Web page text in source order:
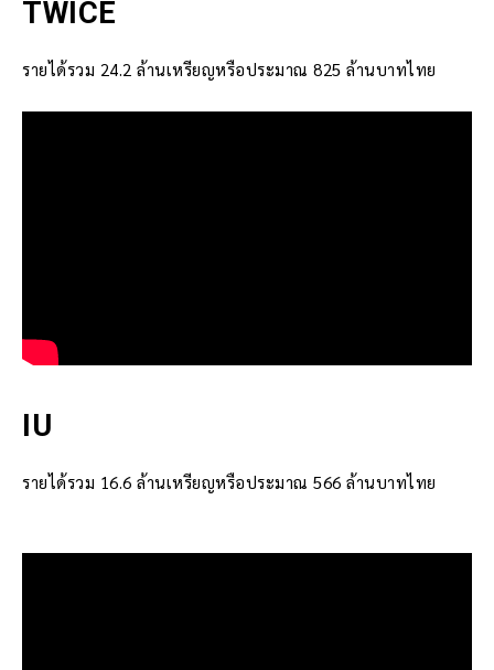
TWICE
รายได้รวม 24.2 ล้านเหรียญหรือประมาณ 825 ล้านบาทไทย
IU
รายได้รวม 16.6 ล้านเหรียญหรือประมาณ 566 ล้านบาทไทย